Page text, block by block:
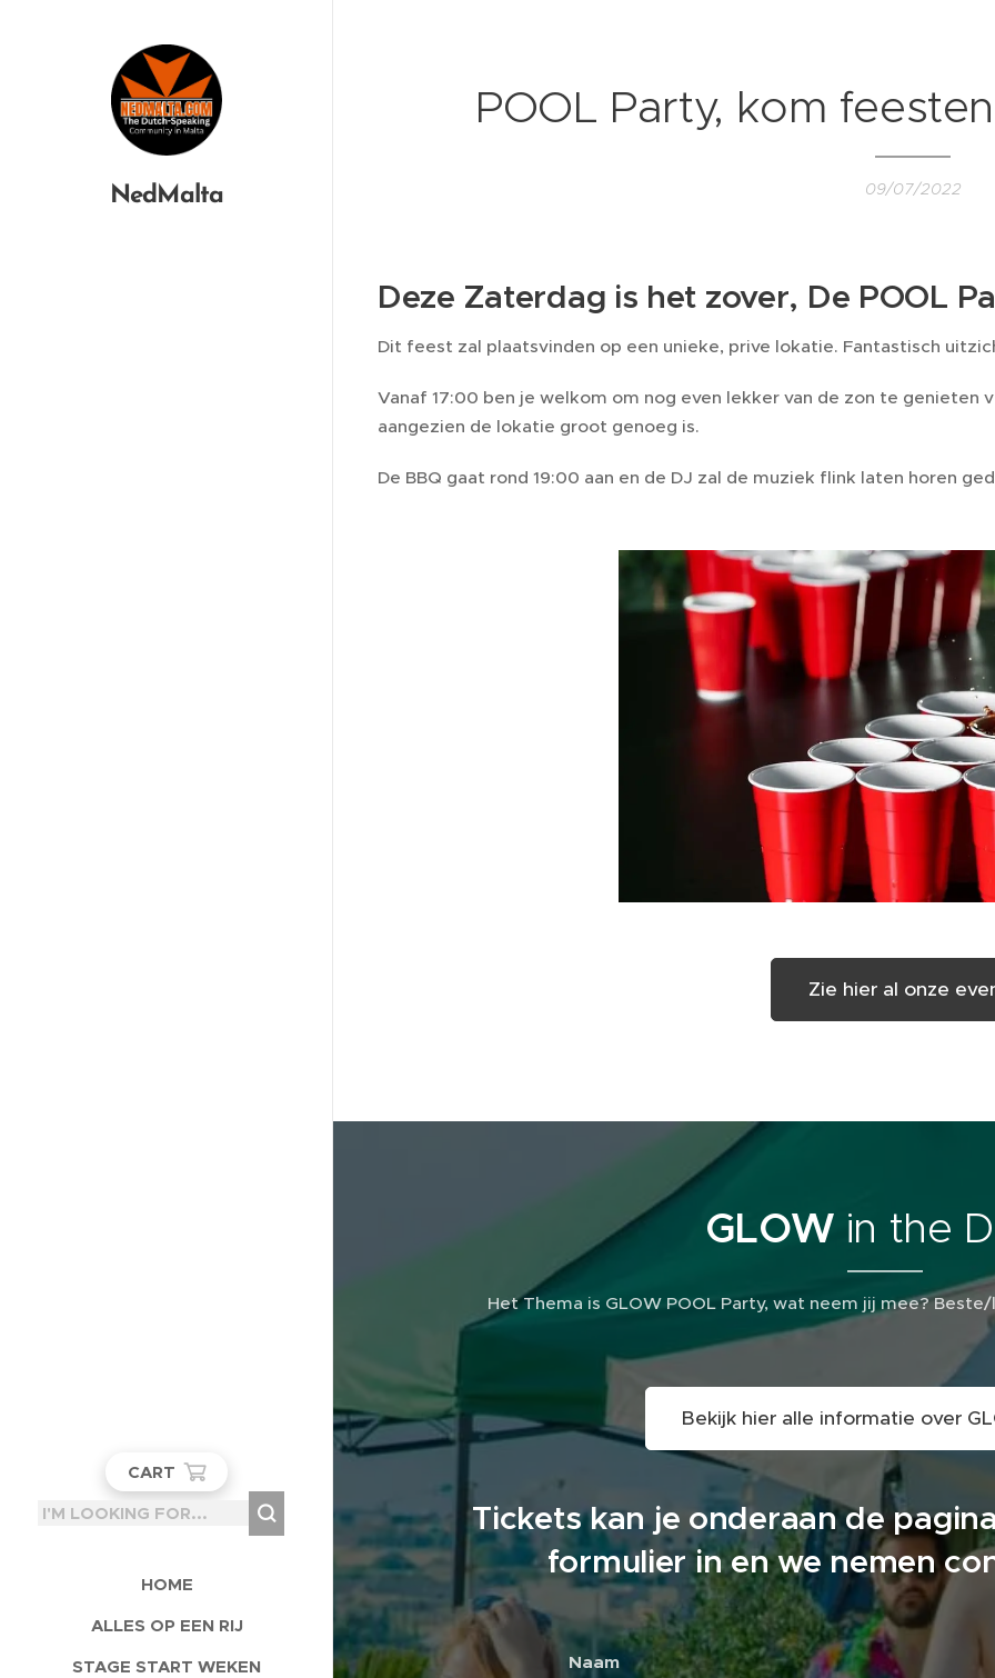
NedMalta
CART
HOME
ALLES OP EEN RIJ
STAGE START WEKEN
POOL Party, kom
09/07/2022
Deze Zaterdag is het zover, De POOL
Dit feest zal plaatsvinden op een unieke, prive lokatie. Fantastisch
Vanaf 17:00 ben je welkom om nog even lekker van de zon te genieten
aangezien de lokatie groot genoeg is.
De BBQ gaat rond 19:00 aan en de DJ zal de muziek flink laten horen
Zie hier al onze
GLOW in the
Het Thema is GLOW POOL Party, wat neem jij mee?
Bekijk hier alle informatie over
Tickets kan je onderaan de
formulier in en we nemen
Naam